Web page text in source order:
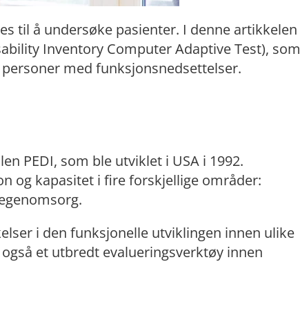
til å undersøke pasienter. I denne artikkelen
Inventory Computer Adaptive Test), som
med funksjonsnedsettelser.
PEDI, som ble utviklet i USA i 1992.
og kapasitet i fire forskjellige områder:
i den funksjonelle utviklingen innen ulike
et utbredt evalueringsverktøy innen